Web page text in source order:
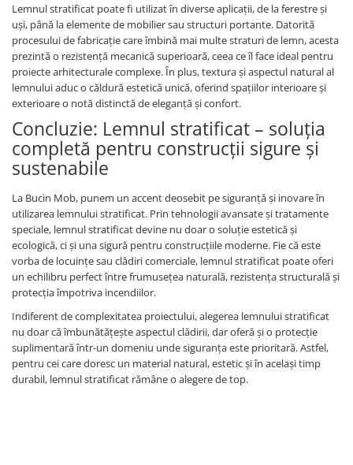
Lemnul stratificat poate fi utilizat în diverse aplicații, de la ferestre și
uși, până la elemente de mobilier sau structuri portante. Datorită
procesului de fabricație care îmbină mai multe straturi de lemn, acesta
prezintă o rezistență mecanică superioară, ceea ce îl face ideal pentru
proiecte arhitecturale complexe. În plus, textura și aspectul natural al
lemnului aduc o căldură estetică unică, oferind spațiilor interioare și
exterioare o notă distinctă de eleganță și confort.
Concluzie: Lemnul stratificat – soluția
completă pentru construcții sigure și
sustenabile
La Bucin Mob, punem un accent deosebit pe siguranță și inovare în
utilizarea lemnului stratificat. Prin tehnologii avansate și tratamente
speciale, lemnul stratificat devine nu doar o soluție estetică și
ecologică, ci și una sigură pentru construcțiile moderne. Fie că este
vorba de locuințe sau clădiri comerciale, lemnul stratificat poate oferi
un echilibru perfect între frumusețea naturală, rezistența structurală și
protecția împotriva incendiilor.
Indiferent de complexitatea proiectului, alegerea lemnului stratificat
nu doar că îmbunătățește aspectul clădirii, dar oferă și o protecție
suplimentară într-un domeniu unde siguranța este prioritară. Astfel,
pentru cei care doresc un material natural, estetic și în același timp
durabil, lemnul stratificat rămâne o alegere de top.